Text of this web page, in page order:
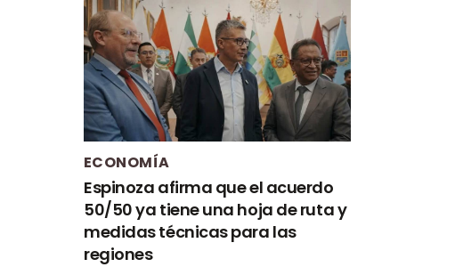
ECONOMÍA
Espinoza afirma que el acuerdo
50/50 ya tiene una hoja de ruta y
medidas técnicas para las
regiones